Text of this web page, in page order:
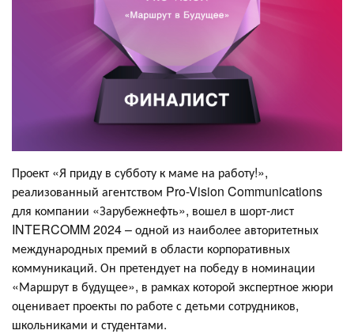
Проект «Я приду в субботу к маме на работу!»,
реализованный агентством Pro-Vision Communications
для компании «Зарубежнефть», вошел в шорт-лист
INTERCOMM 2024 – одной из наиболее авторитетных
международных премий в области корпоративных
коммуникаций. Он претендует на победу в номинации
«Маршрут в будущее», в рамках которой экспертное жюри
оценивает проекты по работе с детьми сотрудников,
школьниками и студентами.